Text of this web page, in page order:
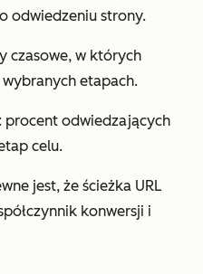
odwiedzeniu strony.
czasowe, w których
etapach.
: procent odwiedzających
celu.
jest, że ścieżka URL
konwersji i